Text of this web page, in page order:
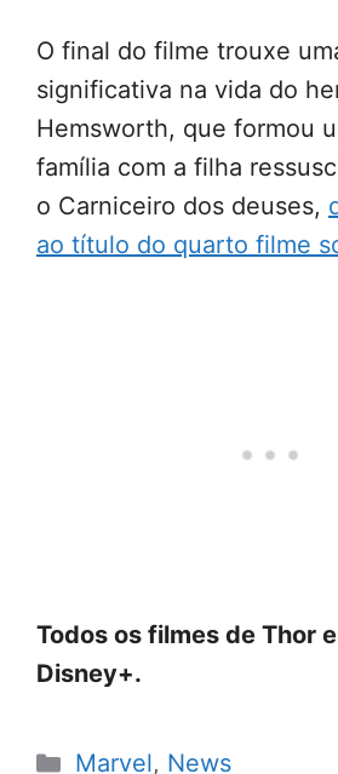
O final do filme trouxe
significativa na vida do
Hemsworth, que formou
família com a filha
o Carniceiro dos deuses,
ao título do quarto filme
Todos os filmes de Thor
Disney+.
Categorias
Marvel, News